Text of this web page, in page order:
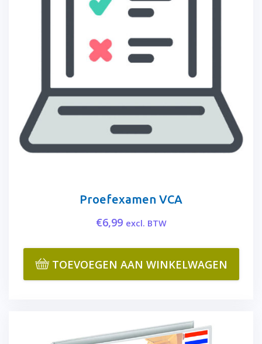
Proefexamen VCA
€6,99 excl. BTW
TOEVOEGEN AAN WINKELWAGEN